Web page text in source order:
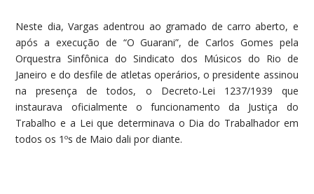
Neste dia, Vargas adentrou ao gramado de carro aberto, e
após a execução de “O Guarani”, de Carlos Gomes pela
Orquestra Sinfônica do Sindicato dos Músicos do Rio de
Janeiro e do desfile de atletas operários, o presidente assinou
na presença de todos, o Decreto-Lei 1237/1939 que
instaurava oficialmente o funcionamento da Justiça do
Trabalho e a Lei que determinava o Dia do Trabalhador em
todos os 1ºs de Maio dali por diante.